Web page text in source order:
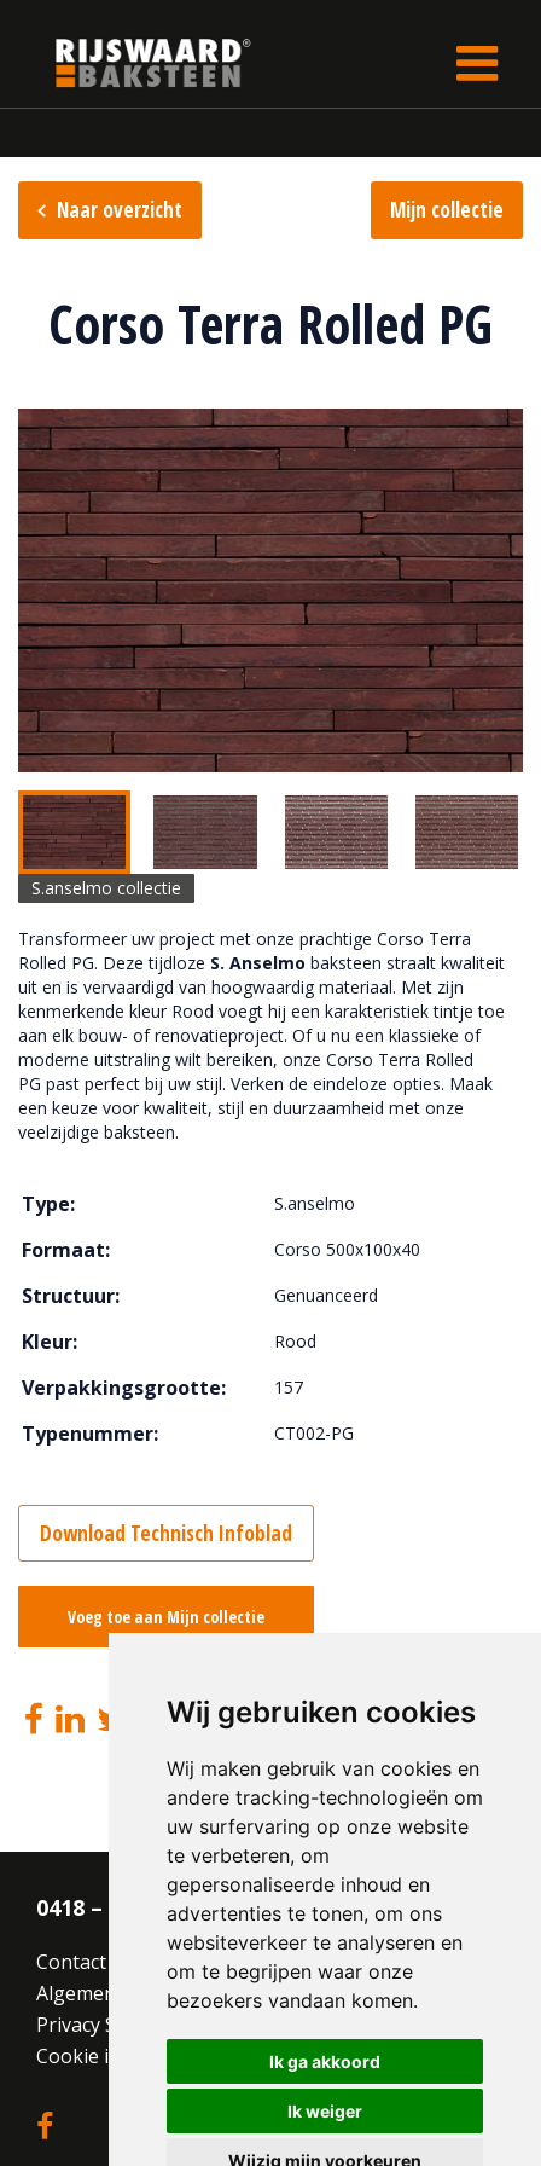
Wij gebruiken cookies
Wij maken gebruik van cookies en
andere tracking-technologieën om
uw surfervaring op onze website
te verbeteren, om
gepersonaliseerde inhoud en
advertenties te tonen, om ons
websiteverkeer te analyseren en
om te begrijpen waar onze
bezoekers vandaan komen.
Ik ga akkoord
Ik weiger
Wijzig mijn voorkeuren
Naar overzicht Mijn collectie
Corso Terra Rolled PG
S.anselmo collectie
Transformeer uw project met onze prachtige Corso Terra
Rolled PG. Deze tijdloze S. Anselmo baksteen straalt kwaliteit
uit en is vervaardigd van hoogwaardig materiaal. Met zijn
kenmerkende kleur Rood voegt hij een karakteristiek tintje toe
aan elk bouw- of renovatieproject. Of u nu een klassieke of
moderne uitstraling wilt bereiken, onze Corso Terra Rolled
PG past perfect bij uw stijl. Verken de eindeloze opties. Maak
een keuze voor kwaliteit, stijl en duurzaamheid met onze
veelzijdige baksteen.
Type: S.anselmo
Formaat: Corso 500x100x40
Structuur: Genuanceerd
Kleur: Rood
Verpakkingsgrootte: 157
Typenummer: CT002-PG
Download Technisch Infoblad
Voeg toe aan Mijn collectie
0418 – 55 22 21
Contact
Algemene voorwaarden
Privacy Statement
Cookie instellingen